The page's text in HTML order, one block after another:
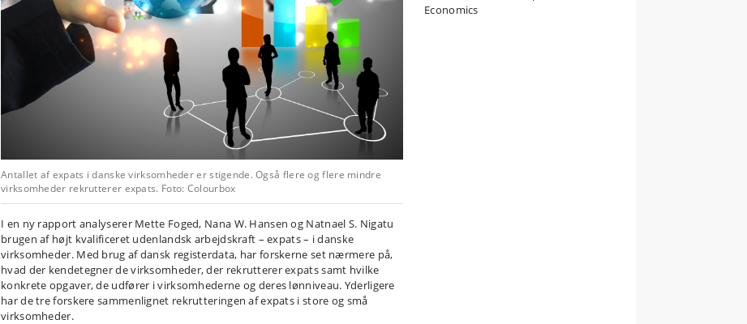
Antallet af expats i danske virksomheder er stigende. Også flere og flere mindre
virksomheder rekrutterer expats. Foto: Colourbox
I en ny rapport analyserer Mette Foged, Nana W. Hansen og Natnael S. Nigatu
brugen af højt kvalificeret udenlandsk arbejdskraft – expats – i danske
virksomheder. Med brug af dansk registerdata, har forskerne set nærmere på,
hvad der kendetegner de virksomheder, der rekrutterer expats samt hvilke
konkrete opgaver, de udfører i virksomhederne og deres lønniveau. Yderligere
har de tre forskere sammenlignet rekrutteringen af expats i store og små
virksomheder.
Economics